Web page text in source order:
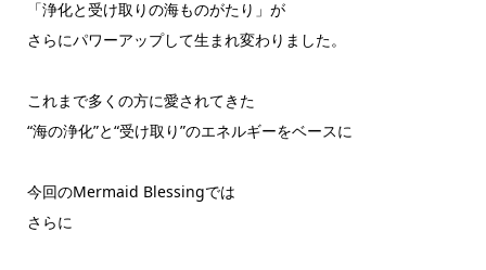
「浄化と受け取りの海ものがたり」が
さらにパワーアップして生まれ変わりました。
これまで多くの方に愛されてきた
“海の浄化”と“受け取り”のエネルギーをベースに
今回のMermaid Blessingでは
さらに